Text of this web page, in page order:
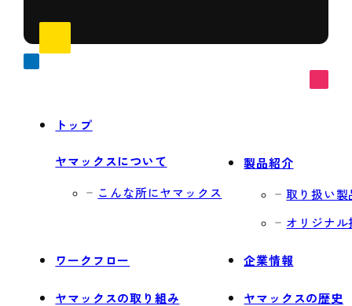
トップ
ヤマックスについて
こんな所にヤマックス
製品紹介
取り扱い製
オリジナル
ワークフロー 企業情報
ヤマックスの取り組み ヤマックスの歴史